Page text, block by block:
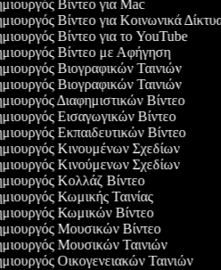
Βίντεο για Mac
Βίντεο για Κοινωνικά Δίκτυα
Βίντεο για το YouTube
Βίντεο με Αφήγηση
Βιογραφικών Ταινιών
Βιογραφικών Ταινιών
Διαφημιστικών Βίντεο
Εισαγωγικών Βίντεο
Εκπαιδευτικών Βίντεο
Κινουμένων Σχεδίων
Κινούμενων Σχεδίων
Κολλάζ Βίντεο
Κωμικής Ταινίας
Κωμικών Βίντεο
Μουσικών Βίντεο
Μουσικών Ταινιών
Οικογενειακών Ταινιών